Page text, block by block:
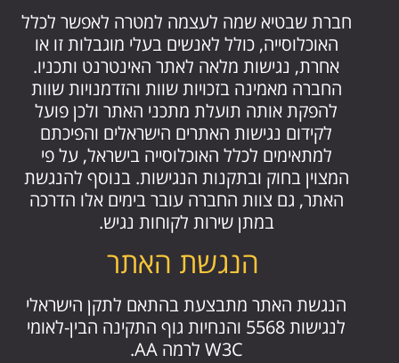
חברת שבטיא שמה לעצמה למטרה לאפשר לכלל
האוכלוסייה, כולל לאנשים בעלי מוגבלות זו או
אחרת, נגישות מלאה לאתר האינטרנט ותכניו.
החברה מאמינה בזכויות שוות והזדמנויות שוות
להפקת אותה תועלת מתכני האתר ולכן פועל
לקידום נגישות האתרים הישראלים והפיכתם
למתאימים לכלל האוכלוסייה בישראל, על פי
המצוין בחוק ובתקנות הנגישות. בנוסף להנגשת
האתר, גם צוות החברה עובר בימים אלו הדרכה
במתן שירות לקוחות נגיש.
הנגשת האתר
הנגשת האתר מתבצעת בהתאם לתקן הישראלי
לנגישות 5568 והנחיות גוף התקינה הבין-לאומי
W3C לרמה AA.